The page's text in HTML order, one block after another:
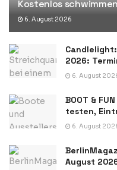
Kostenlos
6. August 2026
2026:
6. August
BOOT &
testen,
6. August
August